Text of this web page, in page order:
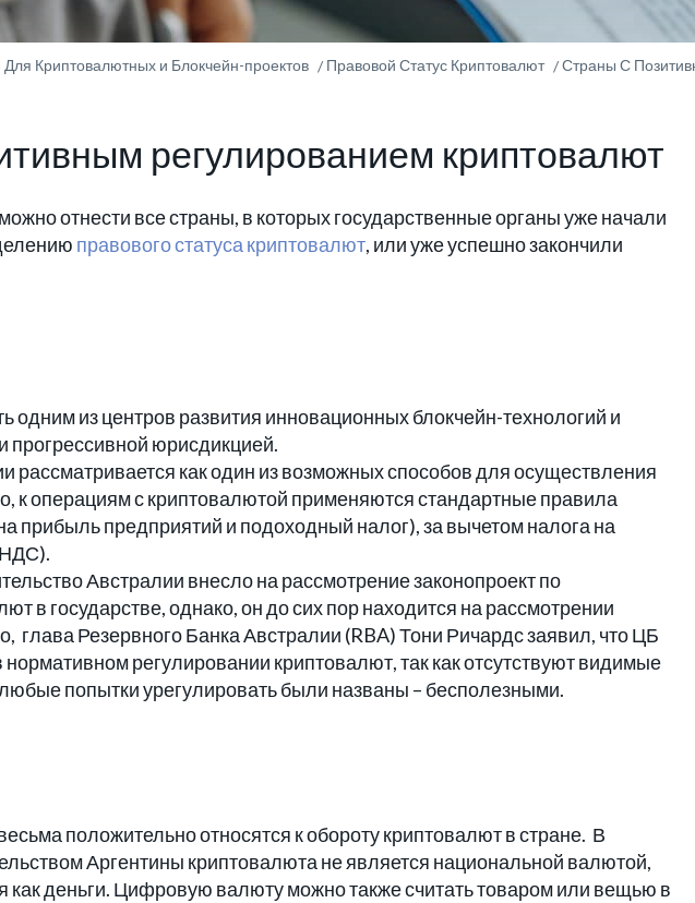
Криптовалютных и Блокчейн-проектов Правовой Статус Криптовалют Страны С
регулированием криптовалют
отнести все страны, в которых государственные органы уже начали
правового статуса криптовалют, или уже успешно закончили
одним из центров развития инновационных блокчейн-технологий и
прогрессивной юрисдикцией.
рассматривается как один из возможных способов для осуществления
к операциям с криптовалютой применяются стандартные правила
прибыль предприятий и подоходный налог), за вычетом налога на
Австралии внесло на рассмотрение законопроект по
в государстве, однако, он до сих пор находится на рассмотрении
глава Резервного Банка Австралии (RBA) Тони Ричардс заявил, что ЦБ
регулировании криптовалют, так как отсутствуют видимые
попытки урегулировать были названы – бесполезными.
положительно относятся к обороту криптовалют в стране. В
Аргентины криптовалюта не является национальной валютой,
как деньги. Цифровую валюту можно также считать товаром или вещью в